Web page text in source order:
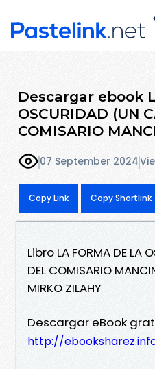
Descargar ebook
OSCURIDAD (UN
COMISARIO
07 September 2024
Copy Link Copy Shortlink
Libro LA FORMA DE LA
DEL COMISARIO
MIRKO ZILAHY
Descargar eBook
http://